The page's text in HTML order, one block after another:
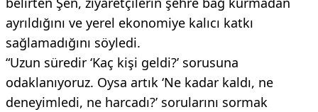
ayrıldığını ve yerel ekonomiye kalıcı katkı
sağlamadığını söyledi.
“Uzun süredir ‘Kaç kişi geldi?’ sorusuna
odaklanıyoruz. Oysa artık ‘Ne kadar kaldı, ne
deneyimledi, ne harcadı?’ sorularını sormak